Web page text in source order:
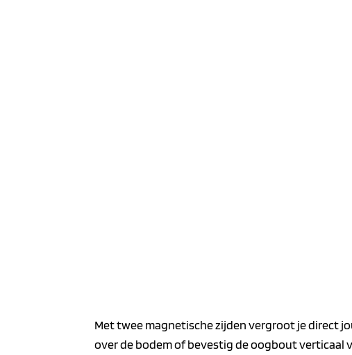
Met twee magnetische zijden vergroot je direct
over de bodem of bevestig de oogbout verticaal